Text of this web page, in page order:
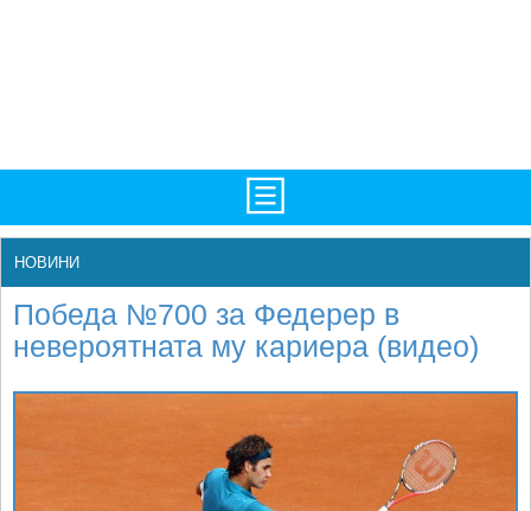
НОВИНИ
БГ
Фотогалерии
Рекорди/Статистика
НОВИНИ
Победа №700 за Федерер в
невероятната му кариера (видео)